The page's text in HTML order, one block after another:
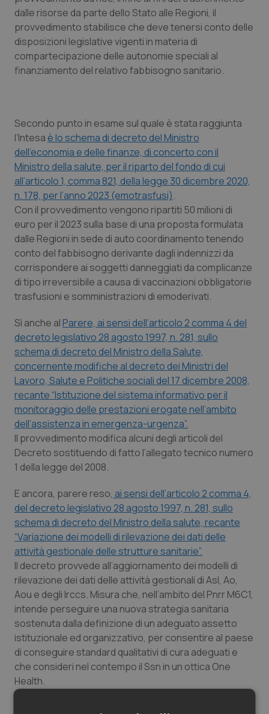
Puglia
Sardegna
Umbria
Valle D’Aosta
Veneto
Malattie rare
Malattia di Crohn & Rettocolite Ulcerosa
Oftalmologia
Oncodermatologia
Oncoematologia
Oncologia & Nutrizione
Psoriasi & pelle
Quotidiano Cardiologia
Quotidiano Chirurgia
Quotidiano Oncologia
Quotidiano Pediatria
Rene & patologie urogenitali
Salute orale & impianti
Sangue & coagulazione
Tiroide
Tumore al seno
Tumore ovarico
Tumori del Polmone & Testa Collo
Tumori gastrointestinali
Ulcera & Reflusso
dalle risorse da parte dello Stato alle Regioni, il
provvedimento stabilisce che deve tenersi conto delle
disposizioni legislative vigenti in materia di
compartecipazione delle autonomie speciali al
finanziamento del relativo fabbisogno sanitario.
Secondo punto in esame sul quale è stata raggiunta
l’Intesa è lo schema di decreto del Ministro
dell’economia e delle finanze, di concerto con il
Ministro della salute, per il riparto del fondo di cui
all’articolo 1, comma 821, della legge 30 dicembre 2020,
n. 178, per l’anno 2023 (emotrasfusi).
Con il provvedimento vengono ripartiti 50 milioni di
euro per il 2023 sulla base di una proposta formulata
dalle Regioni in sede di auto coordinamento tenendo
conto del fabbisogno derivante dagli indennizzi da
corrispondere ai soggetti danneggiati da complicanze
di tipo irreversibile a causa di vaccinazioni obbligatorie
trasfusioni e somministrazioni di emoderivati.
Sì anche alParere, ai sensi dell’articolo 2 comma 4 del
decreto legislativo 28 agosto 1997, n. 281, sullo
schema di decreto del Ministro della Salute,
concernente modifiche al decreto dei Ministri del
Lavoro, Salute e Politiche sociali del 17 dicembre 2008,
recante “Istituzione del sistema informativo per il
monitoraggio delle prestazioni erogate nell’ambito
dell’assistenza in emergenza-urgenza”.
Il provvedimento modifica alcuni degli articoli del
Decreto sostituendo di fatto l’allegato tecnico numero
1 della legge del 2008.
E ancora, parere reso, ai sensi dell’articolo 2 comma 4,
del decreto legislativo 28 agosto 1997, n. 281, sullo
schema di decreto del Ministro della salute, recante
“Variazione dei modelli di rilevazione dei dati delle
attività gestionale delle strutture sanitarie”.
Il decreto provvede all’aggiornamento dei modelli di
rilevazione dei dati delle attività gestionali di Asl, Ao,
Aou e degli Irccs. Misura che, nell’ambito del Pnrr M6C1,
intende perseguire una nuova strategia sanitaria
sostenuta dalla definizione di un adeguato assetto
istituzionale ed organizzativo, per consentire al paese
di conseguire standard qualitativi di cura adeguati e
che consideri nel contempo il Ssn in un ottica One
Health.